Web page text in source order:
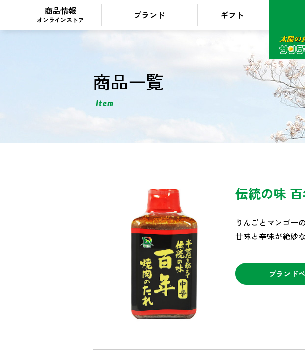
商品情報
オンラインストア ブランド ギフト
商品一覧
Item
伝統の味
りんごとマンゴー
甘味と辛味が絶妙
ブランド